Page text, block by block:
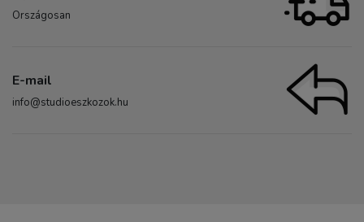
Országosan
E-mail
info@studioeszkozok.hu